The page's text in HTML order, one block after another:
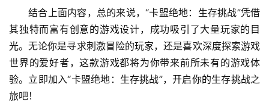
结合上面内容，总的来说，“卡盟绝地：生存挑战”凭借
其独特而富有创意的游戏设计，成功吸引了大量玩家的目
光。无论你是寻求刺激冒险的玩家，还是喜欢深度探索游戏
世界的爱好者，这款游戏都将为你带来前所未有的游戏体
验。立即加入“卡盟绝地：生存挑战”，开启你的生存挑战之
旅吧！